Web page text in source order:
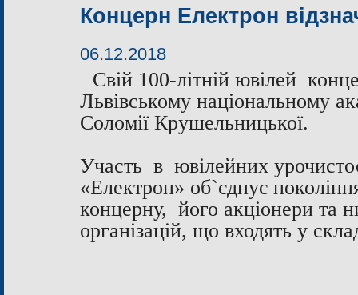
Концерн Електрон
06.12.2018
Свій 100-літній ювілей
Львівському національному
Соломії Крушельницької.
Участь в ювілейних
«Електрон» об`єднує
концерну, його акціонери та
організацій, що входять у